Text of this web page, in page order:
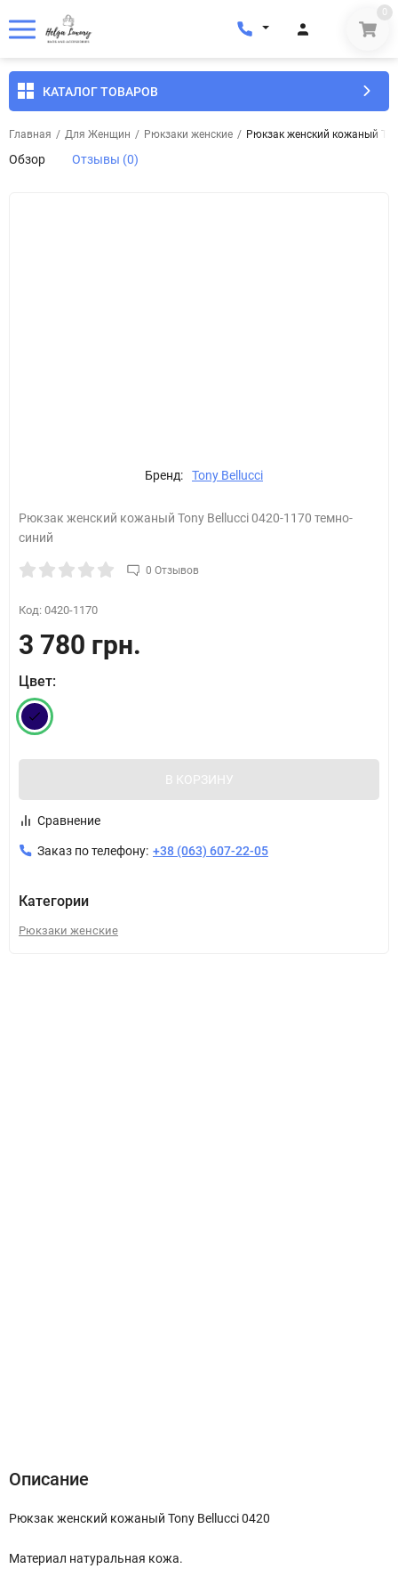
0
КАТАЛОГ ТОВАРОВ
Главная / Для Женщин / Рюкзаки женские / Рюкзак женский кожаный
Обзор Отзывы (0)
Бренд: Tony Bellucci
Рюкзак женский кожаный Tony Bellucci 0420-1170 темно-
синий
0 Отзывов
Код: 0420-1170
3 780 грн.
Цвет:
В КОРЗИНУ
Сравнение
Заказ по телефону: +38 (063) 607-22-05
Категории
Рюкзаки женские
Описание
Рюкзак женский кожаный Tony Bellucci 0420
Материал натуральная кожа.